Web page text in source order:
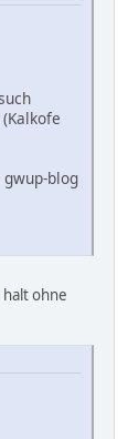
blog
ohne